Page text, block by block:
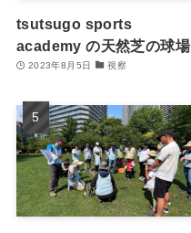
tsutsugo sports
academy の天然芝の球場
2023年8月5日 視察